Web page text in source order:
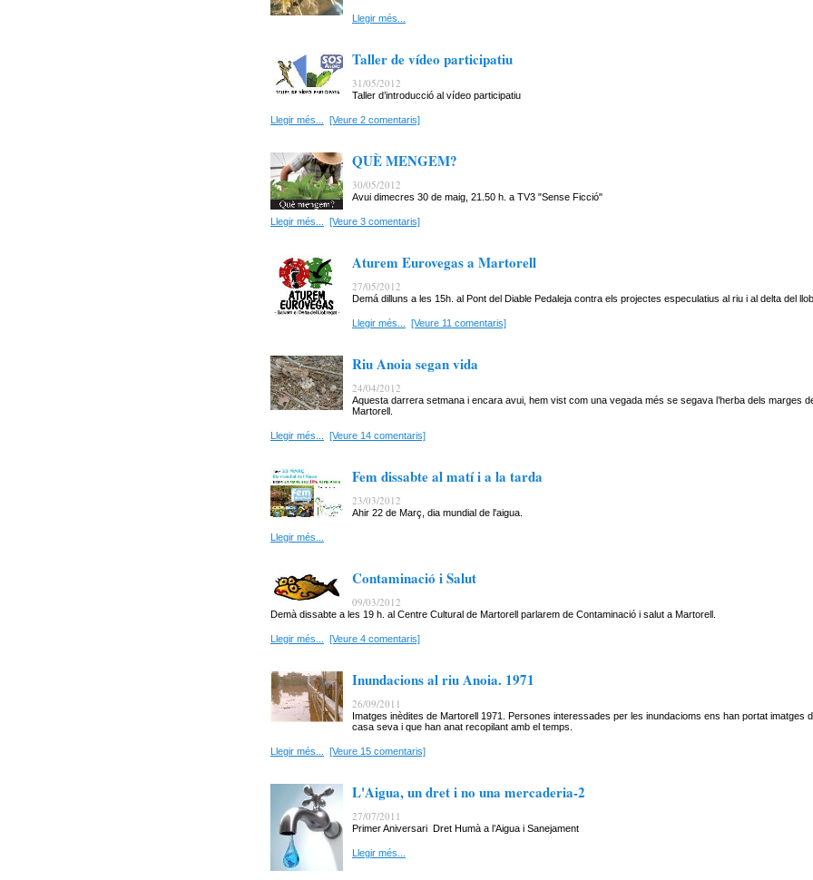
Llegir més...
Taller de vídeo participatiu
31/05/2012
Taller d’introducció al vídeo participatiu
Llegir més... [Veure 2 comentaris]
QUÈ MENGEM?
30/05/2012
Avui dimecres 30 de maig, 21.50 h. a TV3 "Sense Ficció"
Llegir més... [Veure 3 comentaris]
Aturem Eurovegas a Martorell
27/05/2012
Demá dilluns a les 15h. al Pont del Diable Pedaleja contra els projectes especulatius al riu i al delta del
Llegir més... [Veure 11 comentaris]
Riu Anoia segan vida
24/04/2012
Aquesta darrera setmana i encara avui, hem vist com una vegada més se segava l’herba dels marges
Martorell.
Llegir més... [Veure 14 comentaris]
Fem dissabte al matí i a la tarda
23/03/2012
Ahir 22 de Març, dia mundial de l'aigua.
Llegir més...
Contaminació i Salut
09/03/2012
Demà dissabte a les 19 h. al Centre Cultural de Martorell parlarem de Contaminació i salut a Martorell.
Llegir més... [Veure 4 comentaris]
Inundacions al riu Anoia. 1971
26/09/2011
Imatges inèdites de Martorell 1971. Persones interessades per les inundacioms ens han portat imatges
casa seva i que han anat recopilant amb el temps.
Llegir més... [Veure 15 comentaris]
L'Aigua, un dret i no una mercaderia-2
27/07/2011
Primer Aniversari Dret Humà a l’Aigua i Sanejament
Llegir més...